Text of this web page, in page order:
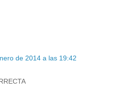
de 2014 a las 19:42